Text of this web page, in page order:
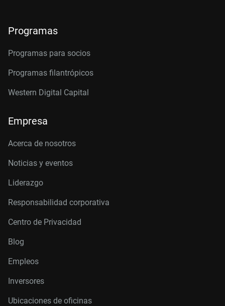
Programas
Programas para socios
Programas filantrópicos
Western Digital Capital
Empresa
Acerca de nosotros
Noticias y eventos
Liderazgo
Responsabilidad corporativa
Centro de Privacidad
Blog
Empleos
Inversores
Ubicaciones de oficinas